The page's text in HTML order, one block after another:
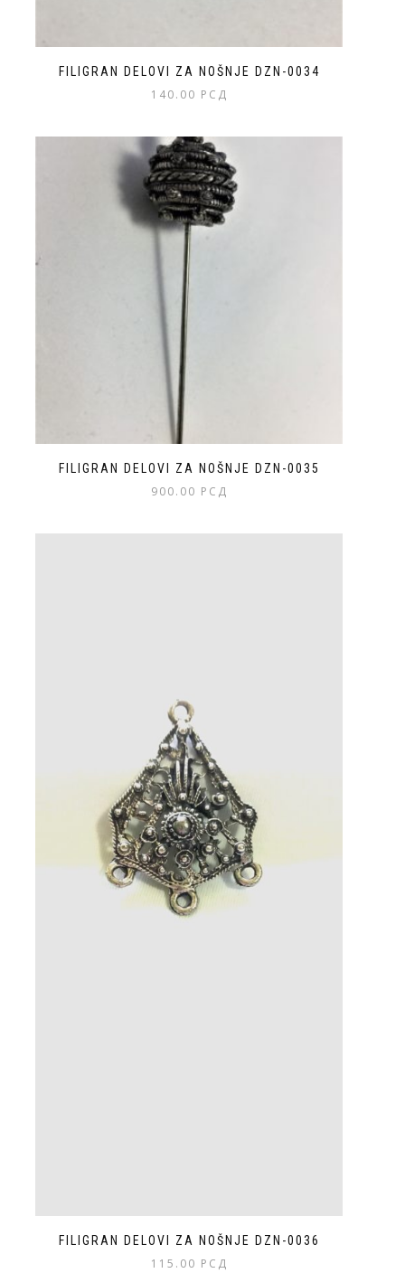
FILIGRAN DELOVI ZA NOŠNJE DZN-0034
140.00 РСД
FILIGRAN DELOVI ZA NOŠNJE DZN-0035
900.00 РСД
FILIGRAN DELOVI ZA NOŠNJE DZN-0036
115.00 РСД